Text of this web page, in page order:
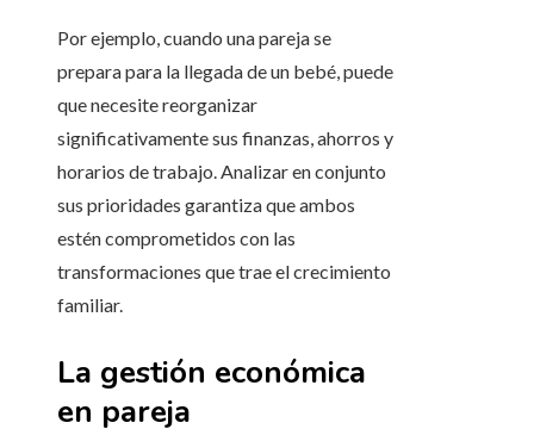
Por ejemplo, cuando una pareja se
prepara para la llegada de un bebé, puede
que necesite reorganizar
significativamente sus finanzas, ahorros y
horarios de trabajo. Analizar en conjunto
sus prioridades garantiza que ambos
estén comprometidos con las
transformaciones que trae el crecimiento
familiar.
La gestión económica
en pareja